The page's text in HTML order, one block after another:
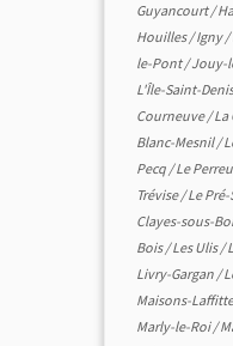
Guyancourt/
Houilles/Igny/
le-Pont/Jouy-
L'Île-Saint-
Courneuve/La
Blanc-Mesnil/
Pecq /Le
Trévise/Le
Clayes-sous-
Bois/Les Ulis/
Livry-Gargan /
Maisons-
Marly-le-Roi/